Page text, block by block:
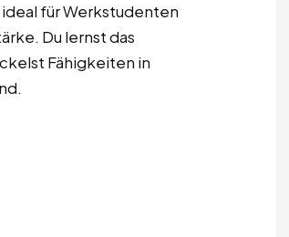
für Werkstudenten
Du lernst das
Fähigkeiten in